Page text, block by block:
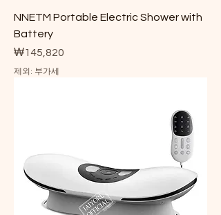
NNETM Portable Electric Shower with
Battery
가격
₩145,820
제외: 부가세